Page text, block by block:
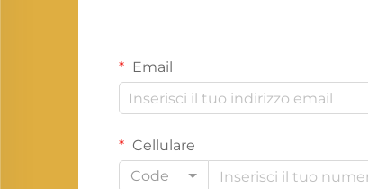
Email
Cellulare
Code